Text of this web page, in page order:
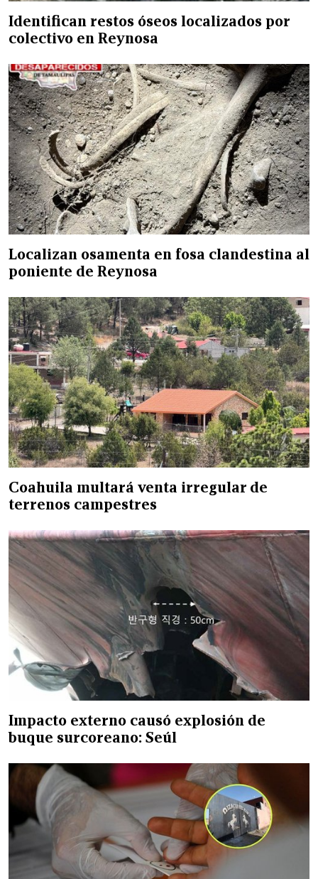
Identifican restos óseos localizados por
colectivo en Reynosa
Localizan osamenta en fosa clandestina al
poniente de Reynosa
Coahuila multará venta irregular de
terrenos campestres
Impacto externo causó explosión de
buque surcoreano: Seúl